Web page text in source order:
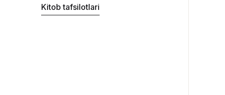
Kitob tafsilotlari